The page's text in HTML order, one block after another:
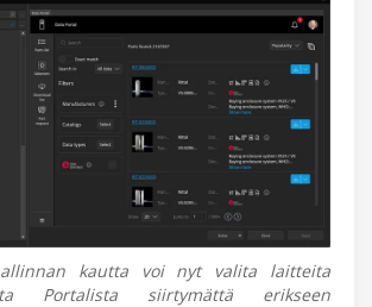
kautta voi nyt valita laitteita
Portalista siirtymättä erikseen